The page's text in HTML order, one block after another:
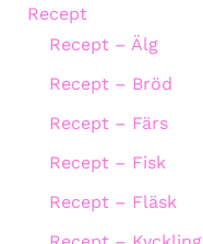
Recept
Recept – Älg
Recept – Bröd
Recept – Färs
Recept – Fisk
Recept – Fläsk